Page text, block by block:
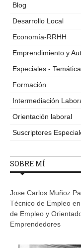
Blog
Desarrollo Local
Economía-RRHH
Emprendimiento y
Especiales -
Formación
Intermediación
Orientación laboral
Suscriptores
SOBRE MÍ
Jose Carlos Muñoz
Técnico de Empleo
de Empleo y
Emprendedores